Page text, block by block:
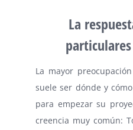
La
La mayor
suele ser dónde y
para empezar su
creencia muy común: